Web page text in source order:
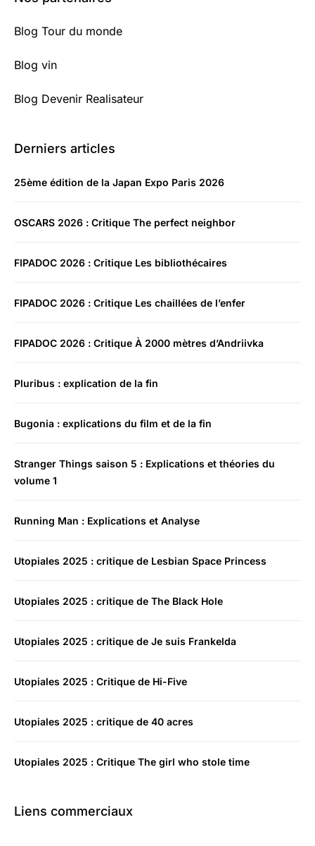
Blog Tour du monde
Blog vin
Blog Devenir Realisateur
Derniers articles
25ème édition de la Japan Expo Paris 2026
OSCARS 2026 : Critique The perfect neighbor
FIPADOC 2026 : Critique Les bibliothécaires
FIPADOC 2026 : Critique Les chaillées de l’enfer
FIPADOC 2026 : Critique À 2000 mètres d’Andriivka
Pluribus : explication de la fin
Bugonia : explications du film et de la fin
Stranger Things saison 5 : Explications et théories du
volume 1
Running Man : Explications et Analyse
Utopiales 2025 : critique de Lesbian Space Princess
Utopiales 2025 : critique de The Black Hole
Utopiales 2025 : critique de Je suis Frankelda
Utopiales 2025 : Critique de Hi-Five
Utopiales 2025 : critique de 40 acres
Utopiales 2025 : Critique The girl who stole time
Liens commerciaux